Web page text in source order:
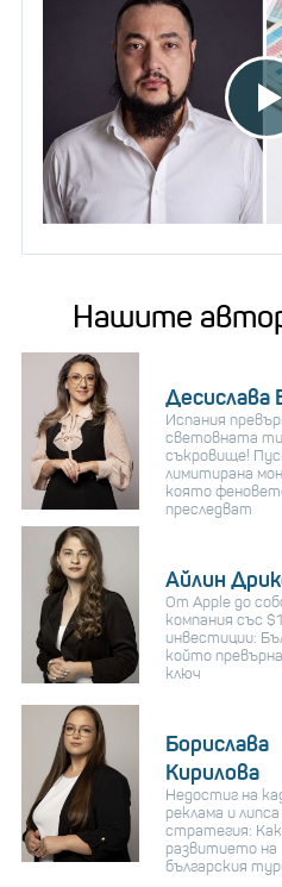
Нашите
Десислава
Испания
световната
съкровище!
лимитирана
която
преследват
Айлин
От Apple до
компания със
инвестиции:
който
ключ
Борислава
Кирилова
Недостиг на
реклама и липса
стратегия:
развитието на
българския